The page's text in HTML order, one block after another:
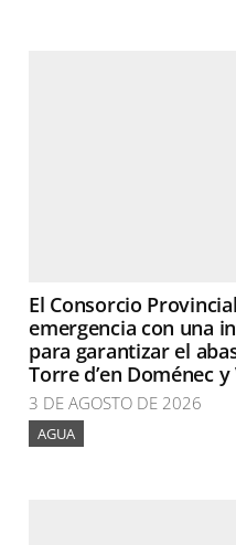
El Consorcio
emergencia con una
para garantizar el
Torre d’en Doménec y
3 DE AGOSTO DE 2026
AGUA